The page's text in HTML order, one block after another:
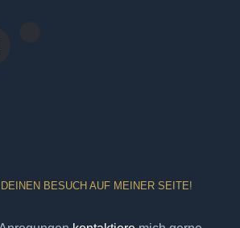
BESUCH AUF MEINER SEITE!